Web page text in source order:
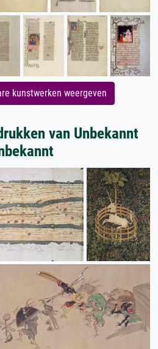
kunstwerken weergeven
van Unbekannt